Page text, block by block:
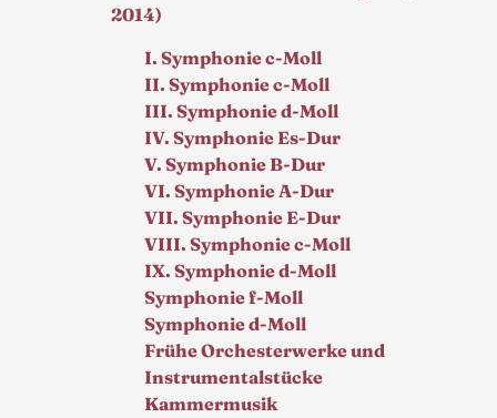
2014)
I. Symphonie c-Moll
II. Symphonie c-Moll
III. Symphonie d-Moll
IV. Symphonie Es-Dur
V. Symphonie B-Dur
VI. Symphonie A-Dur
VII. Symphonie E-Dur
VIII. Symphonie c-Moll
IX. Symphonie d-Moll
Symphonie f-Moll
Symphonie d-Moll
Frühe Orchesterwerke und
Instrumentalstücke
Kammermusik